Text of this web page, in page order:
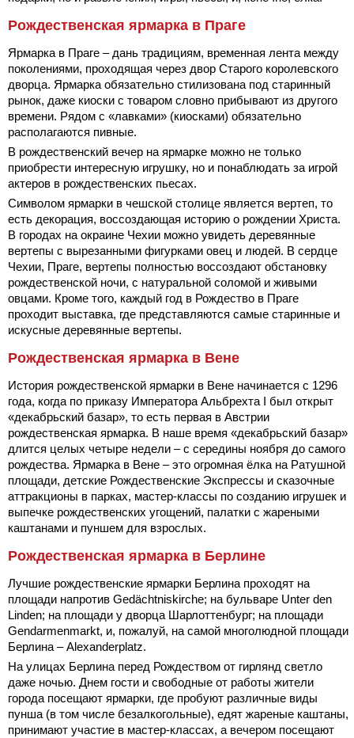
Рождественская ярмарка в Праге
Ярмарка в Праге – дань традициям, временная лента между
поколениями, проходящая через двор Старого королевского
дворца. Ярмарка обязательно стилизована под старинный
рынок, даже киоски с товаром словно прибывают из другого
времени. Рядом с «лавками» (киосками) обязательно
располагаются пивные.
В рождественский вечер на ярмарке можно не только
приобрести интересную игрушку, но и понаблюдать за игрой
актеров в рождественских пьесах.
Символом ярмарки в чешской столице является вертеп, то
есть декорация, воссоздающая историю о рождении Христа.
В городах на окраине Чехии можно увидеть деревянные
вертепы с вырезанными фигурками овец и людей. В сердце
Чехии, Праге, вертепы полностью воссоздают обстановку
рождественской ночи, с натуральной соломой и живыми
овцами. Кроме того, каждый год в Рождество в Праге
проходит выставка, где представляются самые старинные и
искусные деревянные вертепы.
Рождественская ярмарка в Вене
История рождественской ярмарки в Вене начинается с 1296
года, когда по приказу Императора Альбрехта I был открыт
«декабрьский базар», то есть первая в Австрии
рождественская ярмарка. В наше время «декабрьский базар»
длится целых четыре недели – с середины ноября до самого
рождества. Ярмарка в Вене – это огромная ёлка на Ратушной
площади, детские Рождественские Экспрессы и сказочные
аттракционы в парках, мастер-классы по созданию игрушек и
выпечке рождественских угощений, палатки с жареными
каштанами и пуншем для взрослых.
Рождественская ярмарка в Берлине
Лучшие рождественские ярмарки Берлина проходят на
площади напротив Gedächtniskirche; на бульваре Unter den
Linden; на площади у дворца Шарлоттенбург; на площади
Gendarmenmarkt, и, пожалуй, на самой многолюдной площади
Берлина – Alexanderplatz.
На улицах Берлина перед Рождеством от гирлянд светло
даже ночью. Днем гости и свободные от работы жители
города посещают ярмарки, где пробуют различные виды
пунша (в том числе безалкогольные), едят жареные каштаны,
принимают участие в мастер-классах, а вечером посещают